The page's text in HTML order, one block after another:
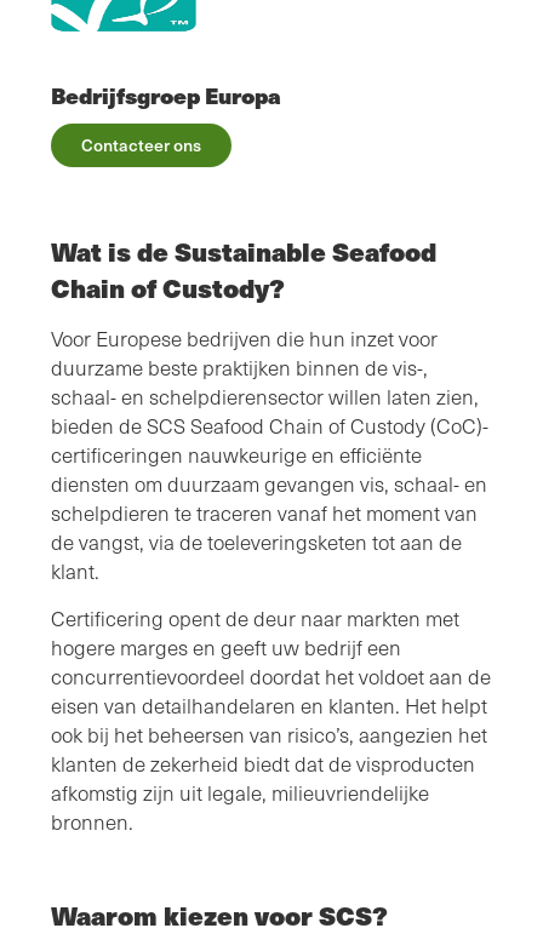
Bedrijfsgroep Europa
Contacteer ons
Wat is de Sustainable Seafood
Chain of Custody?
Voor Europese bedrijven die hun inzet voor
duurzame beste praktijken binnen de vis-,
schaal- en schelpdierensector willen laten zien,
bieden de SCS Seafood Chain of Custody (CoC)-
certificeringen nauwkeurige en efficiënte
diensten om duurzaam gevangen vis, schaal- en
schelpdieren te traceren vanaf het moment van
de vangst, via de toeleveringsketen tot aan de
klant.
Certificering opent de deur naar markten met
hogere marges en geeft uw bedrijf een
concurrentievoordeel doordat het voldoet aan de
eisen van detailhandelaren en klanten. Het helpt
ook bij het beheersen van risico’s, aangezien het
klanten de zekerheid biedt dat de visproducten
afkomstig zijn uit legale, milieuvriendelijke
bronnen.
Waarom kiezen voor SCS?